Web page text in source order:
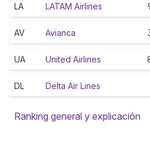
LA LATAM Airlines
AV Avianca
UA United Airlines
DL Delta Air Lines
Ranking general y explicación